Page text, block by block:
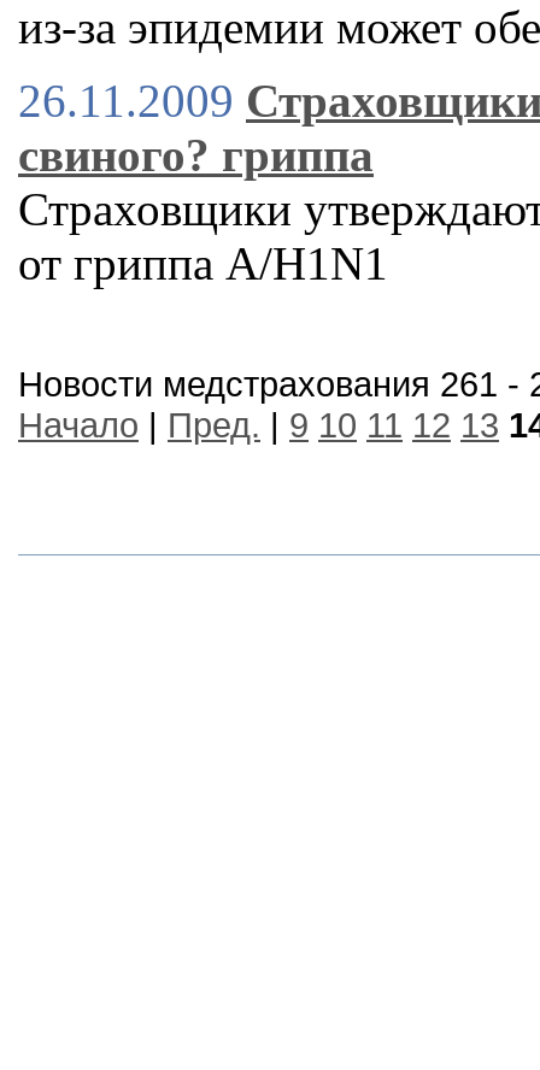
из-за эпидемии может
26.11.2009
свиного? гриппа
Страховщики
от гриппа A/H1N1
Новости медстрахования 261 -
Начало | Пред. | 9 10 11 12 13